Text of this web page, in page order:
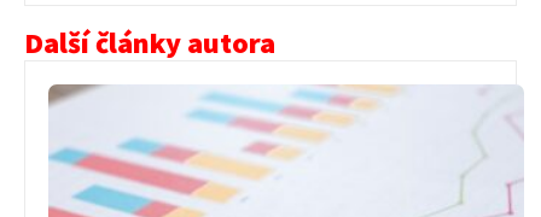
Další články autora